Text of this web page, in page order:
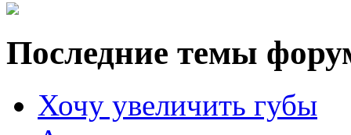
Последние темы
Хочу увеличить губы